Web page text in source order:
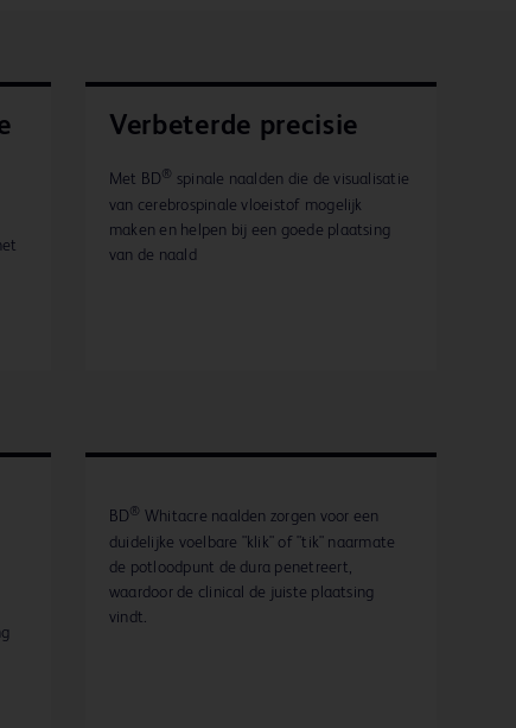
Verbeterde precisie
Met BD ®
spinale naalden die de visualisatie
van cerebrospinale vloeistof mogelijk
maken en helpen bij een goede plaatsing
van de naald
BD ®
Whitacre naalden zorgen voor een
duidelijke voelbare "klik" of "tik" naarmate
de potloodpunt de dura penetreert,
waardoor de clinical de juiste plaatsing
vindt.